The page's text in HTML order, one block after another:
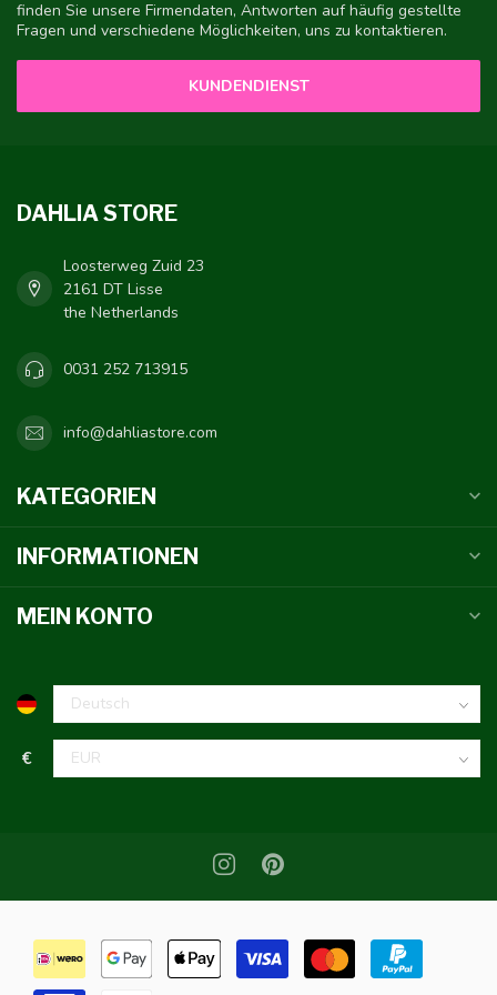
finden Sie unsere Firmendaten, Antworten auf häufig gestellte
Fragen und verschiedene Möglichkeiten, uns zu kontaktieren.
KUNDENDIENST
DAHLIA STORE
Loosterweg Zuid 23
2161 DT Lisse
the Netherlands
0031 252 713915
info@dahliastore.com
KATEGORIEN
INFORMATIONEN
MEIN KONTO
€